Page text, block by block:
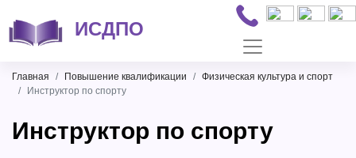
ИСДПО
Главная Повышение квалификации
Физическая культура и спорт
Инструктор по спорту
Инструктор по спорту